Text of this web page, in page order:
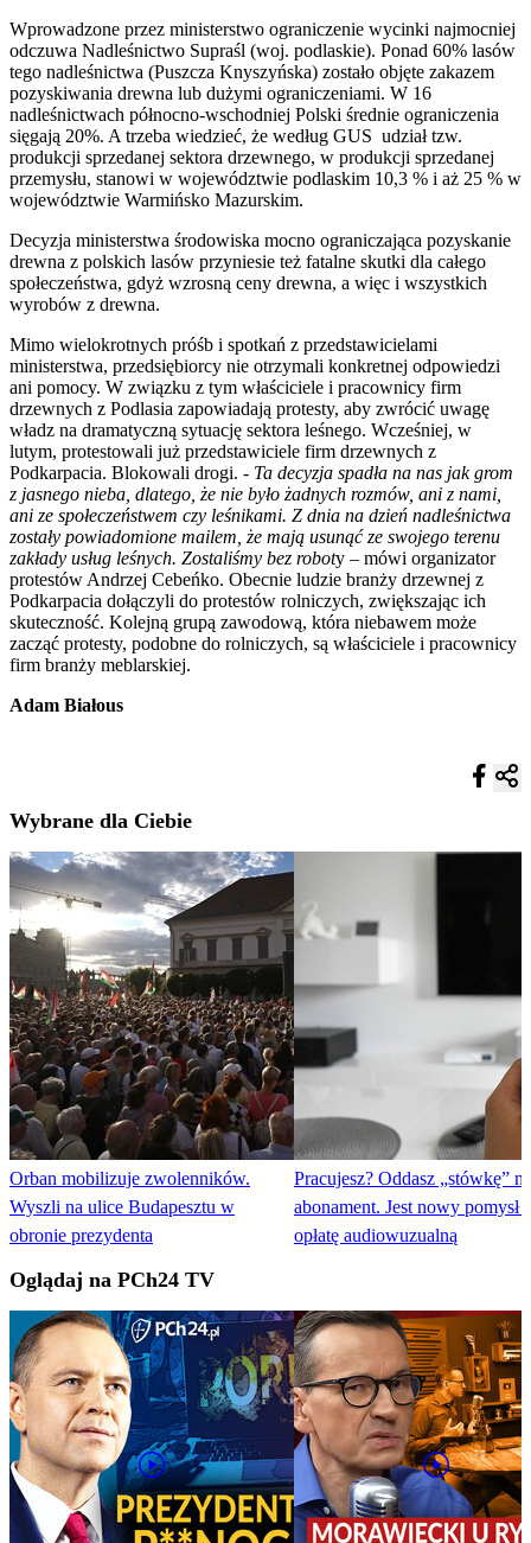
Wprowadzone przez ministerstwo ograniczenie wycinki najmocniej
odczuwa Nadleśnictwo Supraśl (woj. podlaskie). Ponad 60% lasów
tego nadleśnictwa (Puszcza Knyszyńska) zostało objęte zakazem
pozyskiwania drewna lub dużymi ograniczeniami. W 16
nadleśnictwach północno-wschodniej Polski średnie ograniczenia
sięgają 20%. A trzeba wiedzieć, że według GUS udział tzw.
produkcji sprzedanej sektora drzewnego, w produkcji sprzedanej
przemysłu, stanowi w województwie podlaskim 10,3 % i aż 25 % w
województwie Warmińsko Mazurskim.
Decyzja ministerstwa środowiska mocno ograniczająca pozyskanie
drewna z polskich lasów przyniesie też fatalne skutki dla całego
społeczeństwa, gdyż wzrosną ceny drewna, a więc i wszystkich
wyrobów z drewna.
Mimo wielokrotnych próśb i spotkań z przedstawicielami
ministerstwa, przedsiębiorcy nie otrzymali konkretnej odpowiedzi
ani pomocy. W związku z tym właściciele i pracownicy firm
drzewnych z Podlasia zapowiadają protesty, aby zwrócić uwagę
władz na dramatyczną sytuację sektora leśnego. Wcześniej, w
lutym, protestowali już przedstawiciele firm drzewnych z
Podkarpacia. Blokowali drogi. - Ta decyzja spadła na nas jak grom
z jasnego nieba, dlatego, że nie było żadnych rozmów, ani z nami,
ani ze społeczeństwem czy leśnikami. Z dnia na dzień nadleśnictwa
zostały powiadomione mailem, że mają usunąć ze swojego terenu
zakłady usług leśnych. Zostaliśmy bez roboty – mówi organizator
protestów Andrzej Cebeńko. Obecnie ludzie branży drzewnej z
Podkarpacia dołączyli do protestów rolniczych, zwiększając ich
skuteczność. Kolejną grupą zawodową, która niebawem może
zacząć protesty, podobne do rolniczych, są właściciele i pracownicy
firm branży meblarskiej.
Adam Białous
Wybrane dla Ciebie
Orban mobilizuje zwolenników.
Wyszli na ulice Budapesztu w
obronie prezydenta
Pracujesz? Oddasz „stówkę” na
abonament. Jest nowy pomysł
opłatę audiowuzualną
Oglądaj na PCh24 TV